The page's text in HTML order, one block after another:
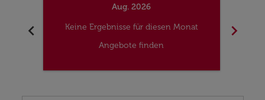
chevron_left
Aug. 2026
Keine Ergebnisse für diesen Monat
Angebote finden
chevron_right